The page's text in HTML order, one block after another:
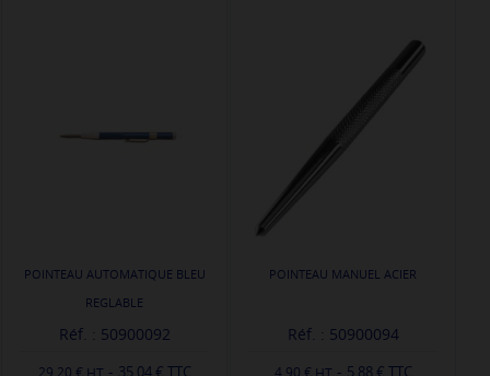
POINTEAU AUTOMATIQUE BLEU
REGLABLE
Réf. : 50900092
- 35,04 € TTC
POINTEAU MANUEL ACIER
Réf. : 50900094
- 5,88 € TTC